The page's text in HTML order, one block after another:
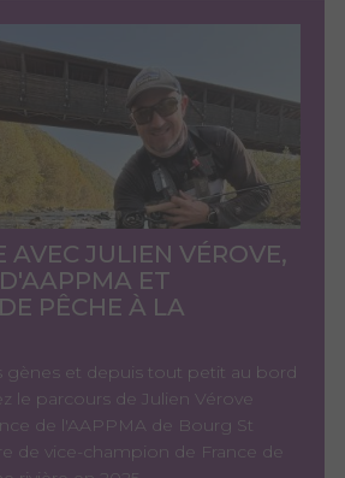
AVEC JULIEN VÉROVE,
ET
PÊCHE À LA
gènes et depuis tout petit au bord
le parcours de Julien Vérove
de l'AAPPMA de Bourg St
de vice-champion de France de